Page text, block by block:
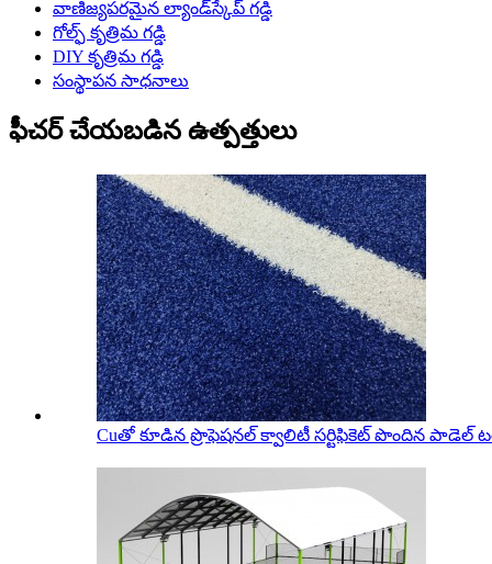
వాణిజ్యపరమైన ల్యాండ్‌స్కేప్ గడ్డి
గోల్ఫ్ కృత్రిమ గడ్డి
DIY కృత్రిమ గడ్డి
సంస్థాపన సాధనాలు
ఫీచర్ చేయబడిన ఉత్పత్తులు
Cuతో కూడిన ప్రొఫెషనల్ క్వాలిటీ సర్టిఫికెట్ పొందిన పాడెల్